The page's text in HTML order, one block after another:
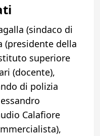
(sindaco di
(presidente della
superiore
(docente),
di polizia
Calafiore